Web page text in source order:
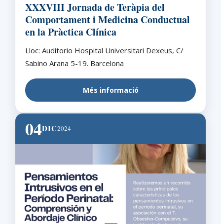
XXXVIII Jornada de Teràpia del
Comportament i Medicina Conductual
en la Pràctica Clínica
Lloc: Auditorio Hospital Universitari Dexeus, C/
Sabino Arana 5-19. Barcelona
Més informació
04DIC2024